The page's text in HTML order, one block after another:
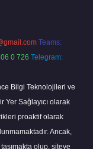
Teams:
0 726 Telegram:
Bilgi Teknolojileri ve
Yer Sağlayıcı olarak
proaktif olarak
Ancak,
olup, siteye